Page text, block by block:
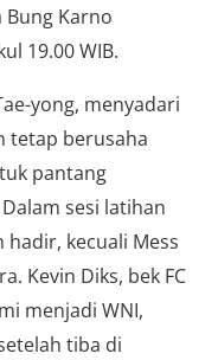
Karno
19.00 WIB.
yong, menyadari
tetap berusaha
pantang
sesi latihan
kecuali Mess
Kevin Diks, bek FC
menjadi WNI,
tiba di